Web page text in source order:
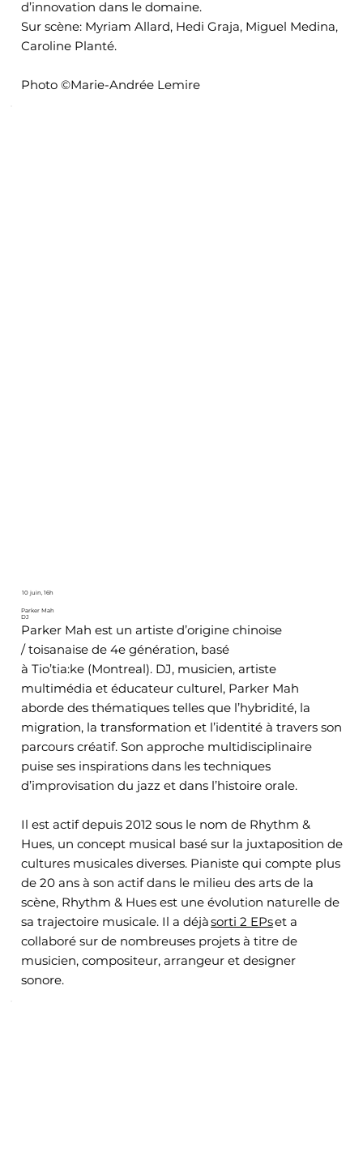
d’innovation dans le domaine.
Sur scène: Myriam Allard, Hedi Graja, Miguel Medina,
Caroline Planté.
Photo ©Marie-Andrée Lemire
10 juin, 16h
Parker Mah
DJ
Parker Mah est un artiste d’origine chinoise
/ toisanaise de 4e génération, basé
à Tio’tia:ke (Montreal). DJ, musicien, artiste
multimédia et éducateur culturel, Parker Mah
aborde des thématiques telles que l’hybridité, la
migration, la transformation et l’identité à travers son
parcours créatif. Son approche multidisciplinaire
puise ses inspirations dans les techniques
d’improvisation du jazz et dans l’histoire orale.
Il est actif depuis 2012 sous le nom de Rhythm &
Hues, un concept musical basé sur la juxtaposition de
cultures musicales diverses. Pianiste qui compte plus
de 20 ans à son actif dans le milieu des arts de la
scène, Rhythm & Hues est une évolution naturelle de
sa trajectoire musicale. Il a déjàsorti 2 EPset a
collaboré sur de nombreuses projets à titre de
musicien, compositeur, arrangeur et designer
sonore.